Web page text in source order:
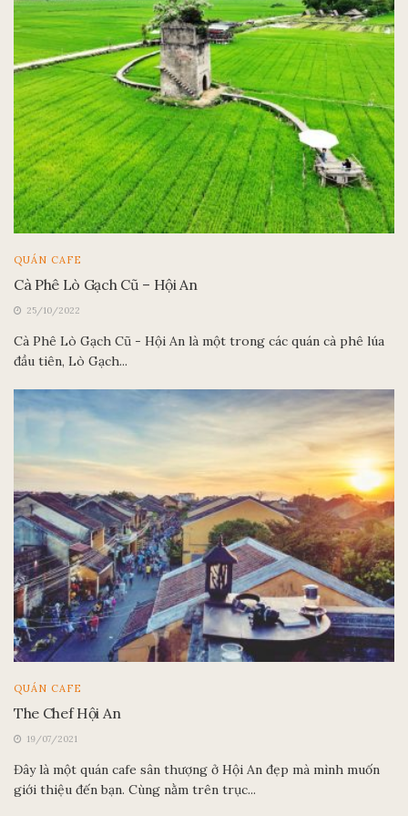
QUÁN CAFE
Cà Phê Lò Gạch Cũ – Hội An
25/10/2022
Cà Phê Lò Gạch Cũ - Hội An là một trong các quán cà phê lúa
đầu tiên, Lò Gạch...
QUÁN CAFE
The Chef Hội An
19/07/2021
Đây là một quán cafe sân thượng ở Hội An đẹp mà mình muốn
giới thiệu đến bạn. Cùng nằm trên trục...